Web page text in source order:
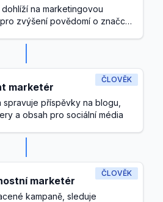
dohlíží na marketingovou
zvýšení povědomí o značce
ČLOVĚK
marketér
spravuje příspěvky na blogu,
a obsah pro sociální média
ČLOVĚK
marketér
kampaně, sleduje